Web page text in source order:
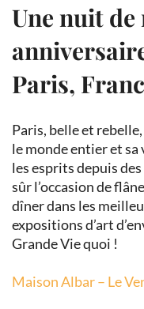
Une nuit de
Paris,
Paris, belle et
le monde entier et
les esprits depuis
sûr l’occasion de
dîner dans les
expositions d’art
Grande Vie quoi !
Maison Albar – Le